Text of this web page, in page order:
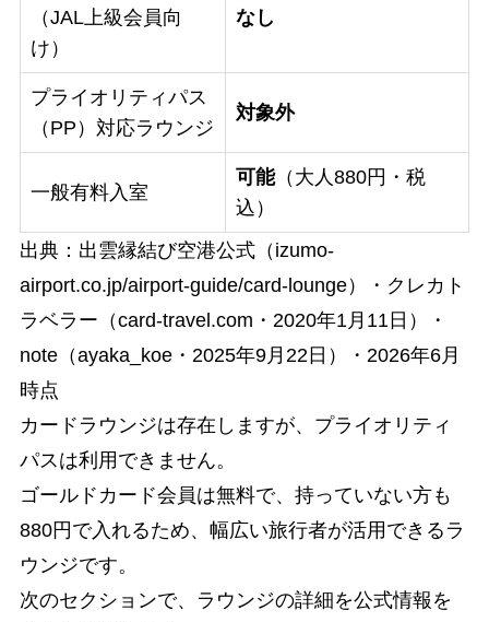
（JAL上級会員向
け）
なし
プライオリティパス
（PP）対応ラウンジ
対象外
一般有料入室
可能（大人880円・税
込）
出典：出雲縁結び空港公式（izumo-
airport.co.jp/airport-guide/card-lounge）・クレカト
ラベラー（card-travel.com・2020年1月11日）・
note（ayaka_koe・2025年9月22日）・2026年6月
時点
カードラウンジは存在しますが、プライオリティ
パスは利用できません。
ゴールドカード会員は無料で、持っていない方も
880円で入れるため、幅広い旅行者が活用できるラ
ウンジです。
次のセクションで、ラウンジの詳細を公式情報を